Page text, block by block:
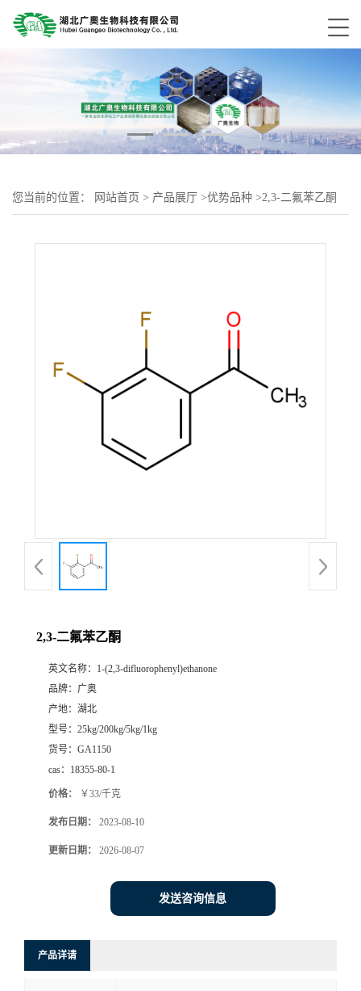
您当前的位置： 网站首页 > 产品展厅 >优势品种 >2,3-二氟苯乙酮
2,3-二氟苯乙酮
英文名称： 1-(2,3-difluorophenyl)ethanone
品牌： 广奥
产地： 湖北
型号： 25kg/200kg/5kg/1kg
货号： GA1150
cas： 18355-80-1
价格： ￥33/千克
发布日期： 2023-08-10
更新日期： 2026-08-07
发送咨询信息
产品详请